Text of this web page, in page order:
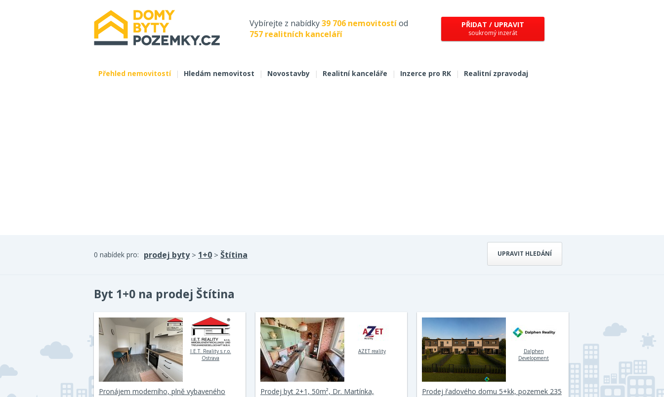
Vybírejte z nabídky39 706 nemovitostíod
757 realitních kanceláří
PŘIDAT / UPRAVIT
soukromý inzerát
Přehled nemovitostí | Hledám nemovitost | Novostavby | Realitní kanceláře | Inzerce pro RK | Realitní zpravodaj
UPRAVIT HLEDÁNÍ
0 nabídek pro: prodej byty> 1+0 > Štítina
Byt 1+0 na prodej Štítina
I.E.T. Reality s.r.o.
Ostrava
Pronájem moderního, plně vybaveného
AZET reality
Prodej byt 2+1, 50m², Dr. Martínka,
Dalphen
Development
Prodej řadového domu 5+kk, pozemek 235